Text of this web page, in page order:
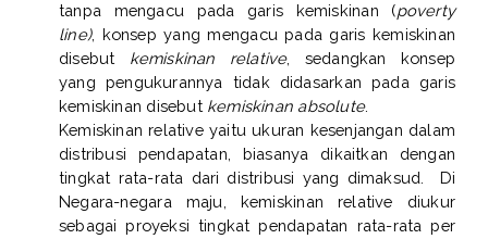
tanpa mengacu pada garis kemiskinan (poverty
line), konsep yang mengacu pada garis kemiskinan
disebut
kemiskinan relative, sedangkan konsep
yang pengukurannya tidak didasarkan pada garis
kemiskinan disebut kemiskinan absolute.
Kemiskinan relative yaitu ukuran kesenjangan dalam
distribusi pendapatan, biasanya dikaitkan dengan
tingkat rata-rata dari distribusi yang dimaksud.
Di
Negara-negara maju, kemiskinan relative diukur
sebagai proyeksi tingkat pendapatan rata-rata per